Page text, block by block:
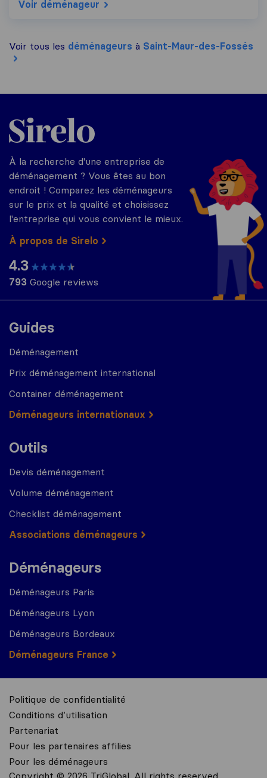
Voir déménageur
Voir tous les déménageurs à Saint-Maur-des-Fossés
Guides
Déménagement
Prix déménagement international
Container déménagement
Déménageurs internationaux
Outils
Devis déménagement
Volume déménagement
Checklist déménagement
Associations déménageurs
Déménageurs
Déménageurs Paris
Déménageurs Lyon
Déménageurs Bordeaux
Déménageurs France
Sirelo.fr
À la recherche d'une entreprise de
déménagement ? Vous êtes au bon
endroit ! Comparez les déménageurs
sur le prix et la qualité et choisissez
l'entreprise qui vous convient le mieux.
À propos de Sirelo
4.3
793 Google reviews
Politique de confidentialité
Conditions d’utilisation
Partenariat
Pour les partenaires affilies
Pour les déménageurs
Copyright © 2026 TriGlobal. All rights reserved.